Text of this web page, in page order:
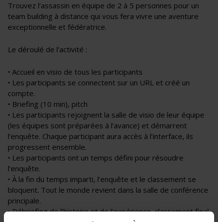
Trouvez l’assassin en équipe de 2 à 5 personnes pour un
team building à distance qui vous fera vivre une aventure
exceptionnelle et fédératrice.
Le déroulé de l’activité :
• Accueil en visio de tous les participants
• Les participants se connectent sur un URL et créé un
compte.
• Briefing (10 min), pitch
• Les participants rejoignent la salle de visio de leur équipe
(les équipes sont préparées à l’avance) et démarrent
l’enquête. Chaque participant aura accès à l’interface, ils
progressent ensemble.
• Les participants ont un temps défini pour résoudre
l’enquête.
• À la fin du temps imparti, l’enquête et le classement se
bloquent. Tout le monde revient dans la salle de conférence
principale.
• Débriefing de l’histoire et de l’expérience, classement final.